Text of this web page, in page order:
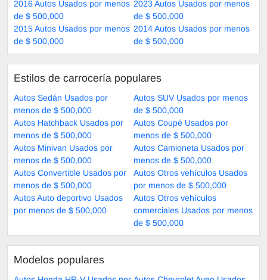
2016 Autos Usados por menos
de $ 500,000
2023 Autos Usados por menos
de $ 500,000
2015 Autos Usados por menos
de $ 500,000
2014 Autos Usados por menos
de $ 500,000
Estilos de carrocería populares
Autos Sedán Usados por
menos de $ 500,000
Autos SUV Usados por menos
de $ 500,000
Autos Hatchback Usados por
menos de $ 500,000
Autos Coupé Usados por
menos de $ 500,000
Autos Minivan Usados por
menos de $ 500,000
Autos Camioneta Usados por
menos de $ 500,000
Autos Convertible Usados por
menos de $ 500,000
Autos Otros vehículos Usados
por menos de $ 500,000
Autos Auto deportivo Usados
por menos de $ 500,000
Autos Otros vehículos
comerciales Usados por menos
de $ 500,000
Modelos populares